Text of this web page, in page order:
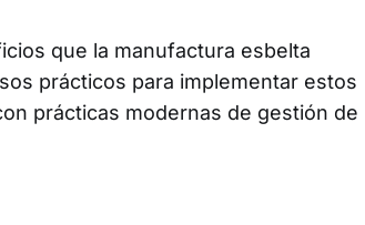
que la manufactura esbelta
prácticos para implementar estos
prácticas modernas de gestión de